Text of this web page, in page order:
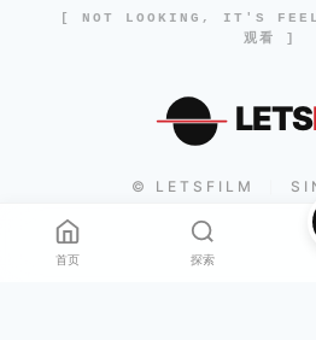
[ NOT LOOKING, IT'S
观看 ]
LETS
© LETSFILM
首页 探索